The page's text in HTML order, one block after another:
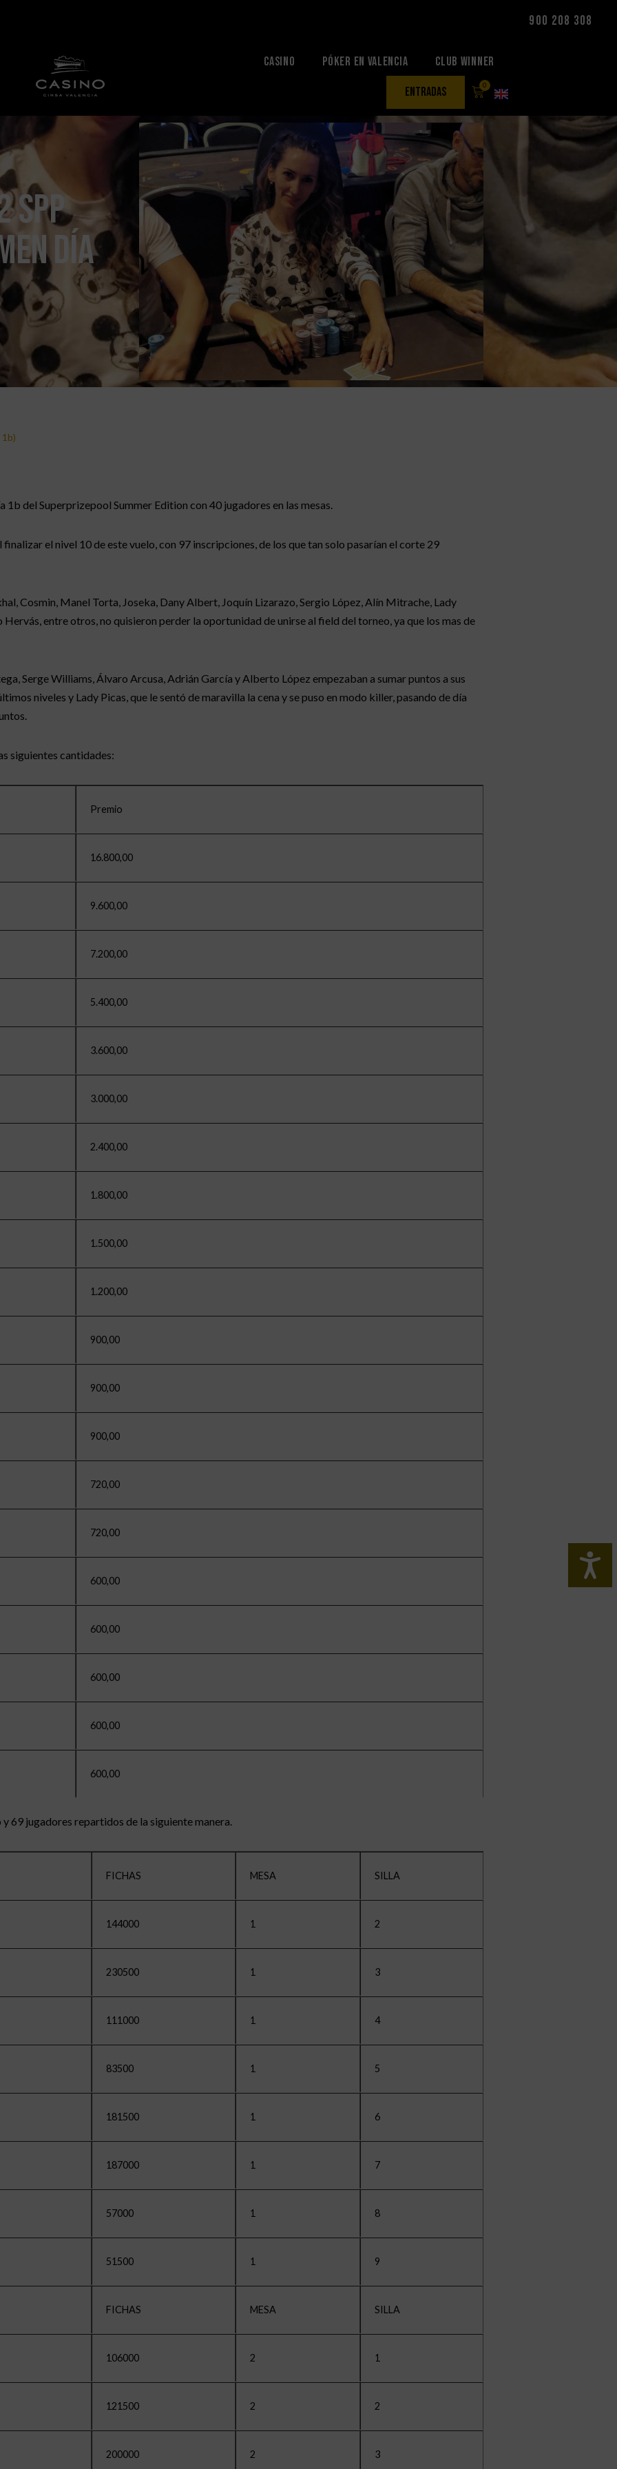
900 208 308
CASINO Póker en Valencia Club Winner
entradas 0
día
1b)
del Superprizepool Summer Edition con 40 jugadores en las mesas.
el nivel 10 de este vuelo, con 97 inscripciones, de los que tan solo pasarían el corte 29
Cosmin, Manel Torta, Joseka, Dany Albert, Joquín Lizarazo, Sergio López, Alín Mitrache, Lady
entre otros, no quisieron perder la oportunidad de unirse al field del torneo, ya que los mas de
Serge Williams, Álvaro Arcusa, Adrián García y Alberto López empezaban a sumar puntos a sus
niveles y Lady Picas, que le sentó de maravilla la cena y se puso en modo killer, pasando de día
siguientes cantidades:
Premio
16.800,00
9.600,00
7.200,00
5.400,00
3.600,00
3.000,00
2.400,00
1.800,00
1.500,00
1.200,00
900,00
900,00
900,00
720,00
720,00
600,00
600,00
600,00
600,00
600,00
69 jugadores repartidos de la siguiente manera.
FICHAS MESA SILLA
144000 1 2
230500 1 3
111000 1 4
83500 1 5
181500 1 6
187000 1 7
57000 1 8
51500 1 9
FICHAS MESA SILLA
106000 2 1
121500 2 2
200000 2 3